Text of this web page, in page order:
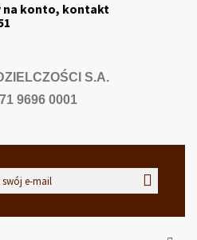
na konto, kontakt
S.A.
9696 0001